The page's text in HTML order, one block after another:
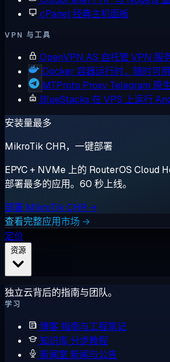
cPanel经典主机面板
VPN 与工具
OpenVPN AS 自托管 VPN 服
Docker 容器运行时，随时可用
MTProto Proxy Telegram 原
BlueStacks 在 VPS 上运行
安装量最多
MikroTik CHR，一键部署
EPYC + NVMe 上的 RouterOS Cloud
部署最多的应用。60 秒上线。
部署 MikroTik CHR →
查看完整应用市场 →
定价
独立云背后的指南与团队。
学习
博客指南与工程笔记
知识库 分步教程
新闻室 新闻与公告